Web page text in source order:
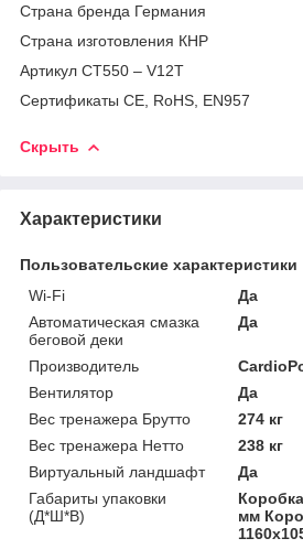
Страна бренда Германия
Страна изготовления КНР
Артикул CT550 – V12T
Сертификаты CE, RoHS, EN957
Скрыть
Характеристики
Пользовательские характеристики
Wi-Fi
Да
Автоматическая смазка
беговой деки
Да
Производитель
Вентилятор
Да
Вес тренажера Брутто
274 кг
Вес тренажера Нетто
238 кг
Виртуальный ландшафт
Да
Габариты упаковки
(Д*Ш*В)
мм